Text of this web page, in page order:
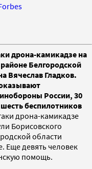
дрона-камикадзе на
Белгородской
Вячеслав Гладков.
России, 30
беспилотников
дрона-камикадзе
Борисовского
области
Еще девять человек
помощь.